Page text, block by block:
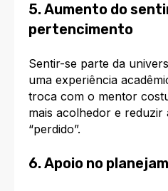
5. Aumento do
pertencimento
Sentir-se parte da
uma experiência
troca com o mentor
mais acolhedor e reduzir
“perdido”.
6. Apoio no